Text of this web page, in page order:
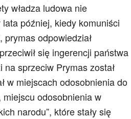
władza ludowa nie
później, kiedy komuniści
prymas odpowiedział
się ingerencji państwa
sprzeciw Prymas został
w miejscach odosobnienia do
miejscu odosobnienia w
narodu”, które stały się